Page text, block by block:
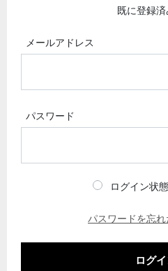
既に登録
メールアドレス
パスワード
ログイン状
パスワードを忘
ログ